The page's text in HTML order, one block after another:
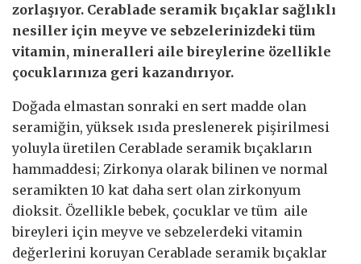
zorlaşıyor. Cerablade seramik bıçaklar sağlıklı
nesiller için meyve ve sebzelerinizdeki tüm
vitamin, mineralleri aile bireylerine özellikle
çocuklarınıza geri kazandırıyor.
Doğada elmastan sonraki en sert madde olan
seramiğin, yüksek ısıda preslenerek pişirilmesi
yoluyla üretilen Cerablade seramik bıçakların
hammaddesi; Zirkonya olarak bilinen ve normal
seramikten 10 kat daha sert olan zirkonyum
dioksit. Özellikle bebek, çocuklar ve tüm aile
bireyleri için meyve ve sebzelerdeki vitamin
değerlerini koruyan Cerablade seramik bıçaklar